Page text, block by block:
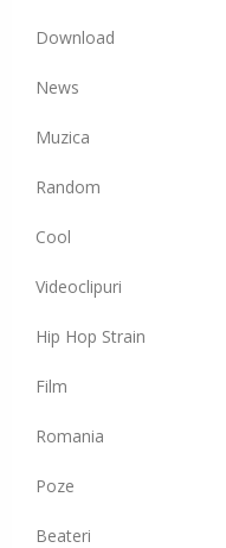
Download
News
Muzica
Random
Cool
Videoclipuri
Hip Hop Strain
Film
Romania
Poze
Beateri